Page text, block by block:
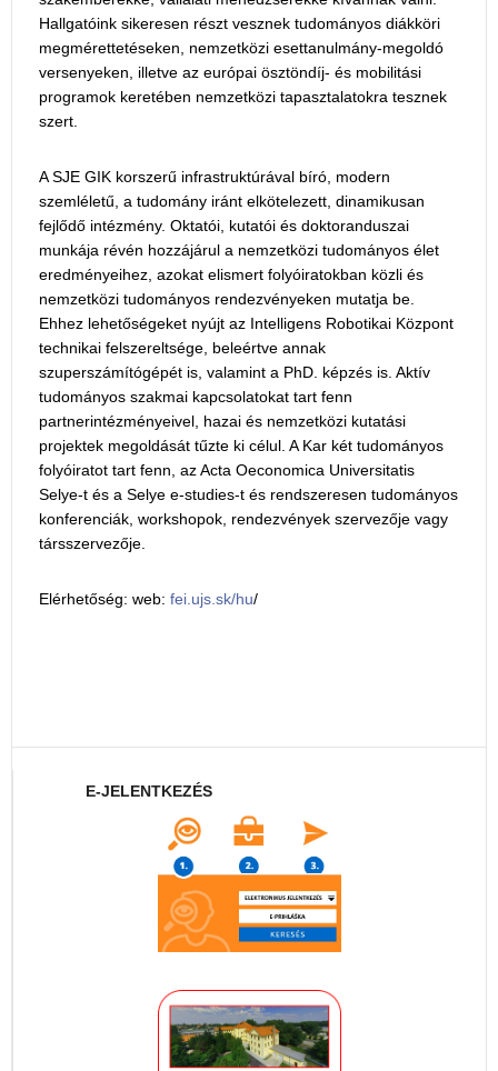
Hallgatóink sikeresen részt vesznek tudományos diákköri
megmérettetéseken, nemzetközi esettanulmány-megoldó
versenyeken, illetve az európai ösztöndíj- és mobilitási
programok keretében nemzetközi tapasztalatokra tesznek
szert.
A SJE GIK korszerű infrastruktúrával bíró, modern
szemléletű, a tudomány iránt elkötelezett, dinamikusan
fejlődő intézmény. Oktatói, kutatói és doktoranduszai
munkája révén hozzájárul a nemzetközi tudományos élet
eredményeihez, azokat elismert folyóiratokban közli és
nemzetközi tudományos rendezvényeken mutatja be.
Ehhez lehetőségeket nyújt az Intelligens Robotikai Központ
technikai felszereltsége, beleértve annak
szuperszámítógépét is, valamint a PhD. képzés is. Aktív
tudományos szakmai kapcsolatokat tart fenn
partnerintézményeivel, hazai és nemzetközi kutatási
projektek megoldását tűzte ki célul. A Kar két tudományos
folyóiratot tart fenn, az Acta Oeconomica Universitatis
Selye-t és a Selye e-studies-t és rendszeresen tudományos
konferenciák, workshopok, rendezvények szervezője vagy
társszervezője.
Elérhetőség: web: fei.ujs.sk/hu/
E-JELENTKEZÉS